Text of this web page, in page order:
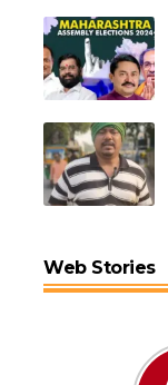
Web Stories